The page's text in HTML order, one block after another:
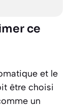
ce
et le
être choisi
un